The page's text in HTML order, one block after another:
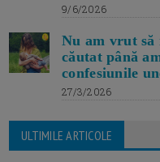
9/6/2026
Nu am vrut să
căutat până
confesiunile
27/3/2026
ULTIMILE ARTICOLE